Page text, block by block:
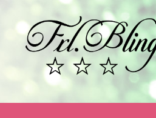
Navigation
springen
zum
Inhalt